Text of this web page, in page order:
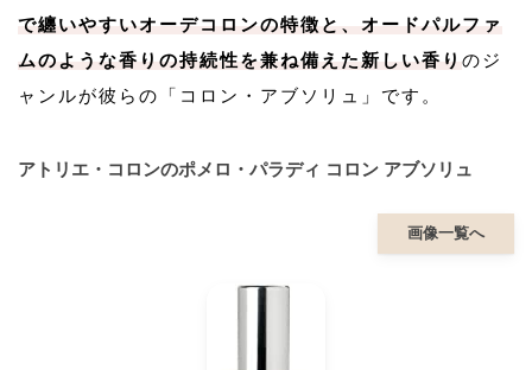
で纏いやすいオーデコロンの特徴と、オードパルファ
ムのような香りの持続性を兼ね備えた新しい香り のジ
ャンルが彼らの「コロン・アブソリュ」です。
アトリエ・コロンのポメロ・パラディ コロン アブソリュ
画像一覧へ